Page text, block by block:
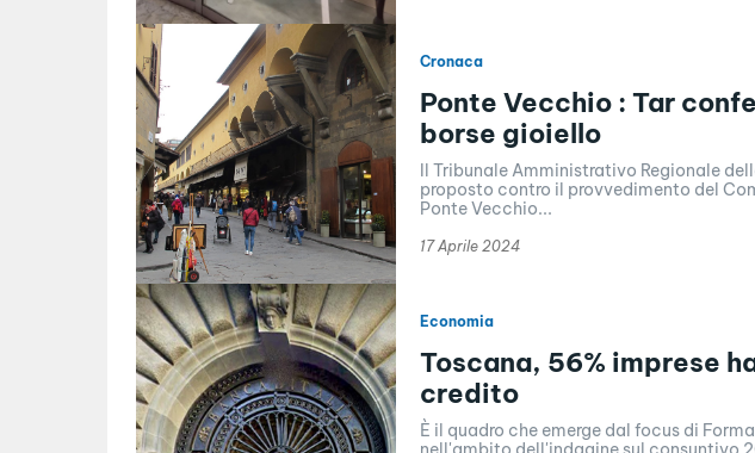
Cronaca
Ponte Vecchio : Tar
borse gioiello
Il Tribunale Amministrativo Regionale
proposto contro il provvedimento del
Ponte Vecchio...
17 Aprile 2024
Economia
Toscana, 56% imprese
credito
È il quadro che emerge dal focus di